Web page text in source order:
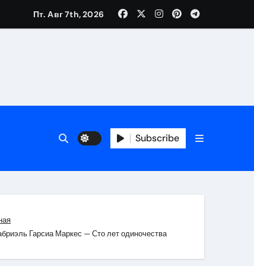
сделки
Пт. Авг 7th, 2026
Subscribe
Гарсиа Маркес — Сто лет одиночества